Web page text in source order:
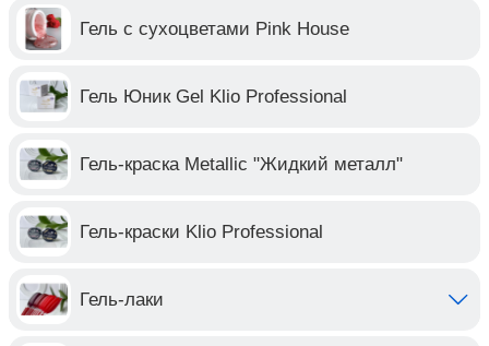
Гель с сухоцветами Pink House
Гель Юник Gel Klio Professional
Гель-краска Metallic "Жидкий металл"
Гель-краски Klio Professional
Гель-лаки